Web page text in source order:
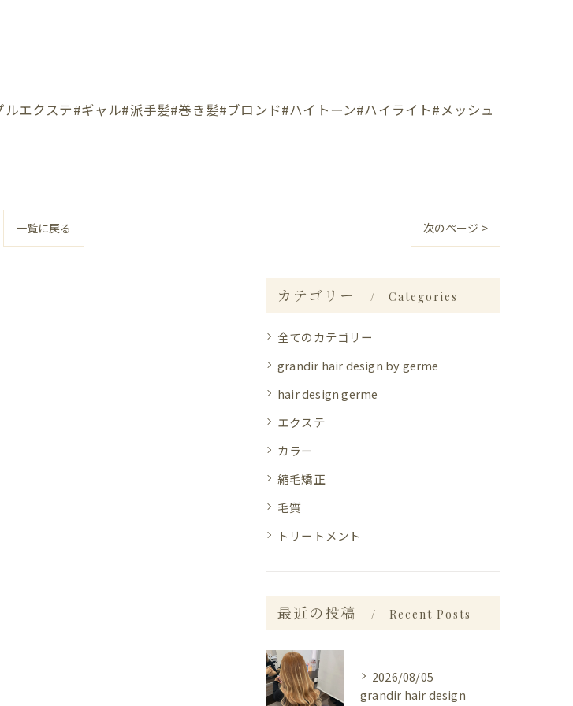
エクステ#ギャル#派手髪#巻き髪#ブロンド#ハイトーン#ハイライト#メッシュ
一覧に戻る 次のページ >
カテゴリー Categories
全てのカテゴリー
grandir hair design by germe
hair design germe
エクステ
カラー
縮毛矯正
毛質
トリートメント
最近の投稿 Recent Posts
2026/08/05
grandir hair design